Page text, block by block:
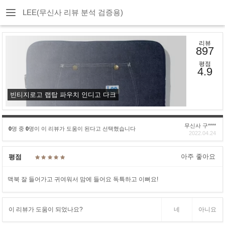
LEE(무신사 리뷰 분석 검증용)
빈티지로고 랩탑 파우치 인디고 다크
리뷰
897
평점
4.9
0명 중 0명이 이 리뷰가 도움이 된다고 선택했습니다
무신사 구****
2022.04.24
평점 아주 좋아요
맥북 잘 들어가고 귀여워서 맘에 들어요 독특하고 이뻐요!
이 리뷰가 도움이 되었나요? 네 아니요